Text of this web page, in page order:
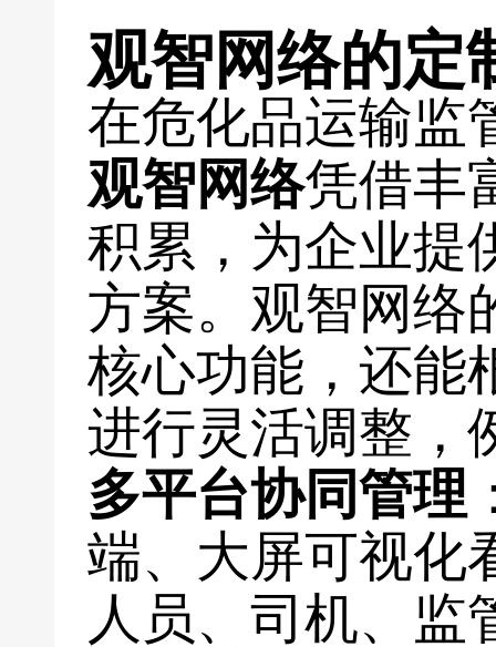
观智网络的定
在危化品运输监
观智网络凭借丰
积累，为企业提
方案。观智网络
核心功能，还能
进行灵活调整，
多平台协同管理
端、大屏可视化
人员、司机、监